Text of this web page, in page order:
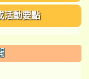
活動要點